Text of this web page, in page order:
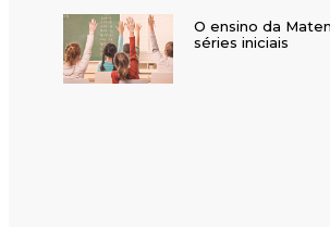
O ensino da
séries iniciais